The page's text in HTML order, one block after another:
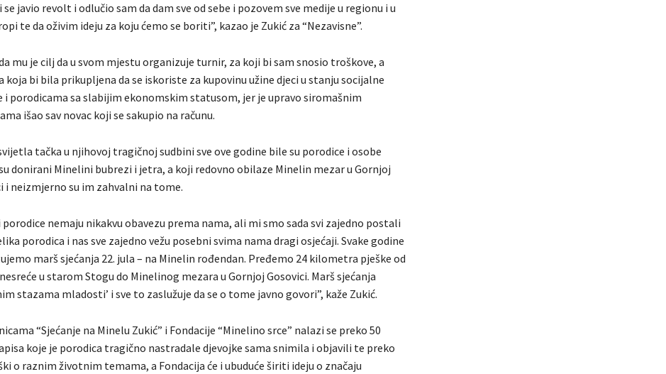
se javio revolt i odlučio sam da dam sve od sebe i pozovem sve medije u regionu i u
te da oživim ideju za koju ćemo se boriti”, kazao je Zukić za “Nezavisne”.
mu je cilj da u svom mjestu organizuje turnir, za koji bi sam snosio troškove, a
koja bi bila prikupljena da se iskoriste za kupovinu užine djeci u stanju socijalne
i porodicama sa slabijim ekonomskim statusom, jer je upravo siromašnim
išao sav novac koji se sakupio na računu.
tačka u njihovoj tragičnoj sudbini sve ove godine bile su porodice i osobe
donirani Minelini bubrezi i jetra, a koji redovno obilaze Minelin mezar u Gornjoj
i neizmjerno su im zahvalni na tome.
porodice nemaju nikakvu obavezu prema nama, ali mi smo sada svi zajedno postali
porodica i nas sve zajedno vežu posebni svima nama dragi osjećaji. Svake godine
marš sjećanja 22. jula – na Minelin rođendan. Pređemo 24 kilometra pješke od
u starom Stogu do Minelinog mezara u Gornjoj Gosovici. Marš sjećanja
stazama mladosti’ i sve to zaslužuje da se o tome javno govori”, kaže Zukić.
“Sjećanje na Minelu Zukić” i Fondacije “Minelino srce” nalazi se preko 50
koje je porodica tragično nastradale djevojke sama snimila i objavili te preko
o raznim životnim temama, a Fondacija će i ubuduće širiti ideju o značaju